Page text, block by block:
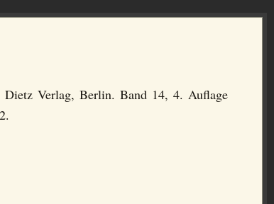
Verlag, Berlin. Band 14, 4. Auflage